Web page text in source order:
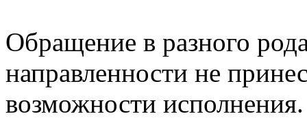
Обращение в разного
направленности не
возможности исполнения.